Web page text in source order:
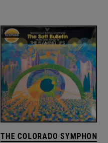
THE COLORADO SYMPHONY